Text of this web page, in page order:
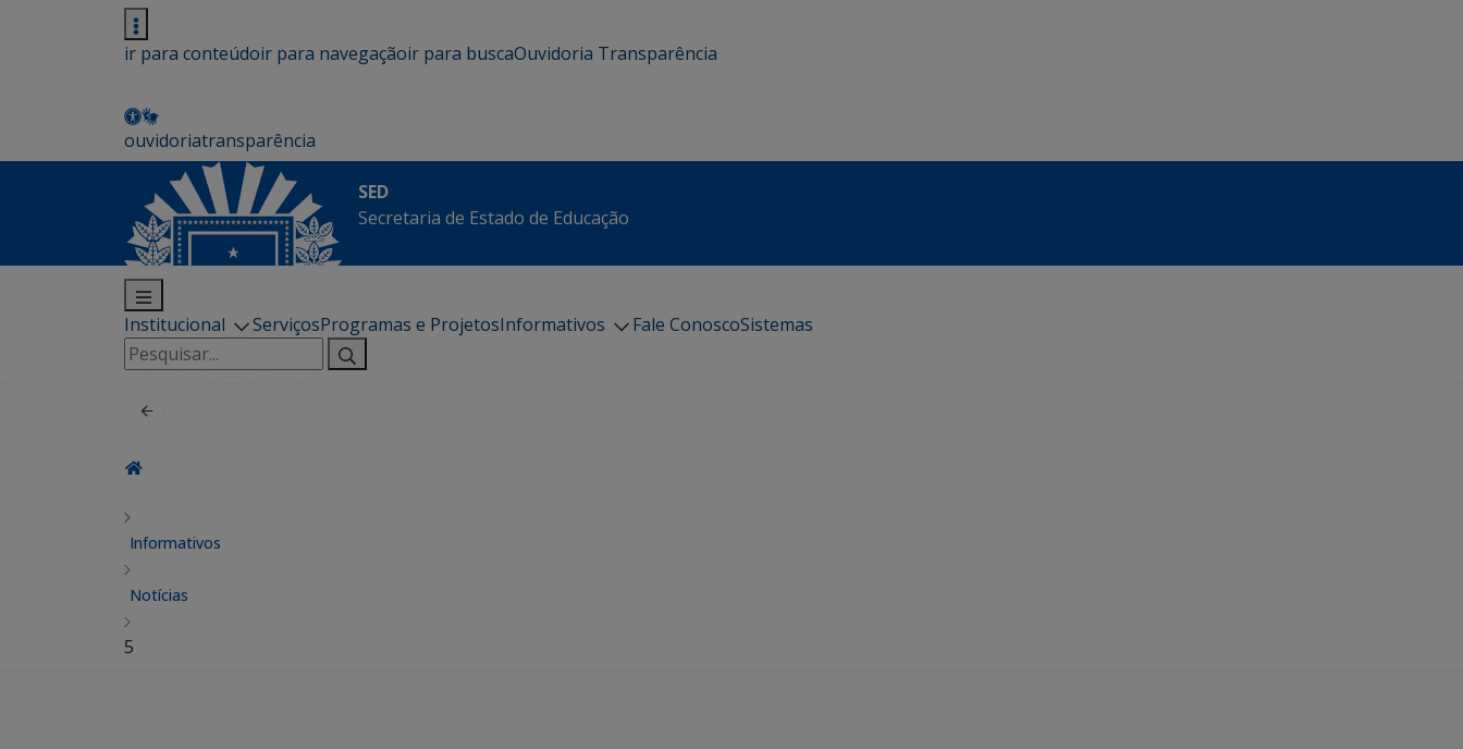
ir para conteúdoir para navegaçãoir para buscaOuvidoria Transparência
ouvidoriatransparência
SED
Secretaria de Estado de Educação
Institucional ServiçosProgramas e ProjetosInformativos Fale ConoscoSistemas
Pesquisar
por:
Informativos
Notícias
5